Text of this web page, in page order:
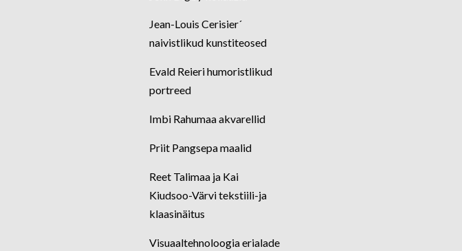
Jean-Louis Cerisier´
naivistlikud kunstiteosed
Evald Reieri humoristlikud
portreed
Imbi Rahumaa akvarellid
Priit Pangsepa maalid
Reet Talimaa ja Kai
Kiudsoo-Värvi tekstiili-ja
klaasinäitus
Visuaaltehnoloogia erialade